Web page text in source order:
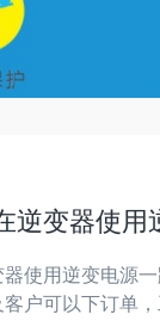
逆变器使
器使用逆变电源
户可以下订单